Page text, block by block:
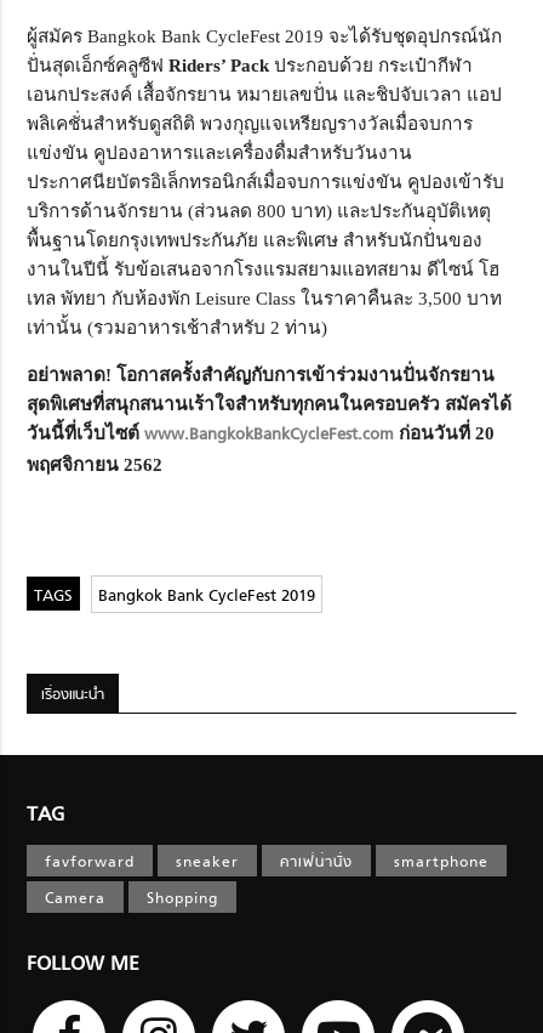
ผู้สมัคร Bangkok Bank CycleFest 2019 จะได้รับชุดอุปกรณ์นัก
ปั่นสุดเอ็กซ์คลูซีฟRiders’ Pack ประกอบด้วย กระเป๋ากีฬา
เอนกประสงค์ เสื้อจักรยาน หมายเลขปั่น และชิปจับเวลา แอป
พลิเคชั่นสำหรับดูสถิติ พวงกุญแจเหรียญรางวัลเมื่อจบการ
แข่งขัน คูปองอาหารและเครื่องดื่มสำหรับวันงาน
ประกาศนียบัตรอิเล็กทรอนิกส์เมื่อจบการแข่งขัน คูปองเข้ารับ
บริการด้านจักรยาน (ส่วนลด 800 บาท) และประกันอุบัติเหตุ
พื้นฐานโดยกรุงเทพประกันภัย และพิเศษ สำหรับนักปั่นของ
งานในปีนี้ รับข้อเสนอจากโรงแรมสยามแอทสยาม ดีไซน์ โฮ
เทล พัทยา กับห้องพัก Leisure Class ในราคาคืนละ 3,500 บาท
เท่านั้น (รวมอาหารเช้าสำหรับ 2 ท่าน)
อย่าพลาด! โอกาสครั้งสำคัญกับการเข้าร่วมงานปั่นจักรยาน
สุดพิเศษที่สนุกสนานเร้าใจสำหรับทุกคนในครอบครัว สมัครได้
วันนี้ที่เว็บไซต์www.BangkokBankCycleFest.com ก่อนวันที่ 20
พฤศจิกายน 2562
Bangkok Bank CycleFest 2019
เรื่องแนะนำ
TAG
favforward sneaker คาเฟ่น่านั่ง
smartphone
Camera
Shopping
FOLLOW ME